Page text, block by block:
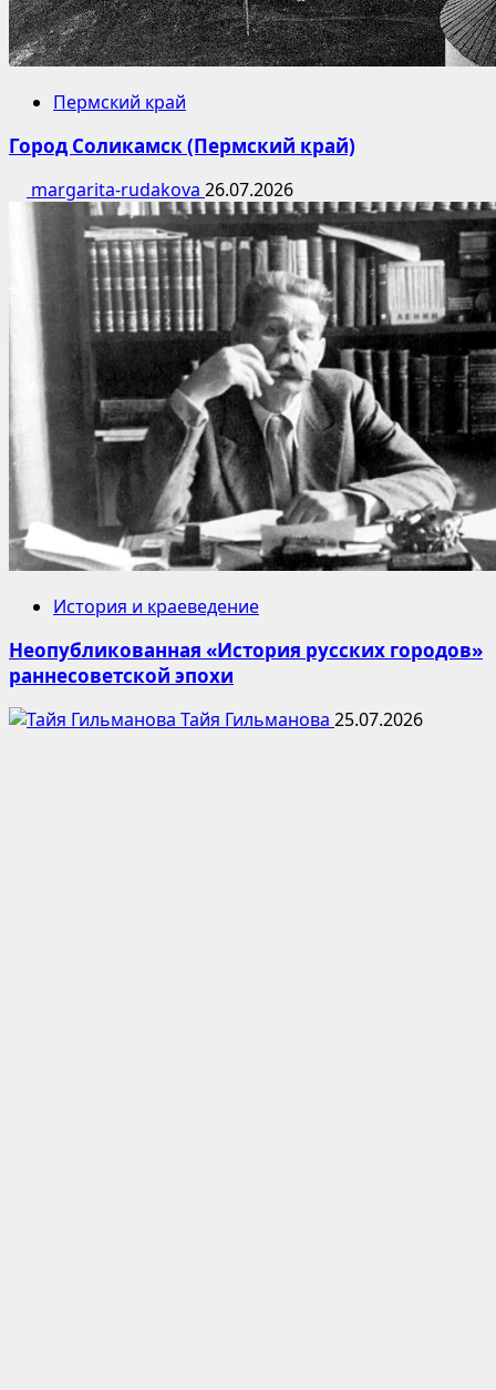
Пермский край
Город Соликамск (Пермский край)
margarita-rudakova 26.07.2026
История и краеведение
Неопубликованная «История русских городов»
раннесоветской эпохи
Тайя Гильманова 25.07.2026